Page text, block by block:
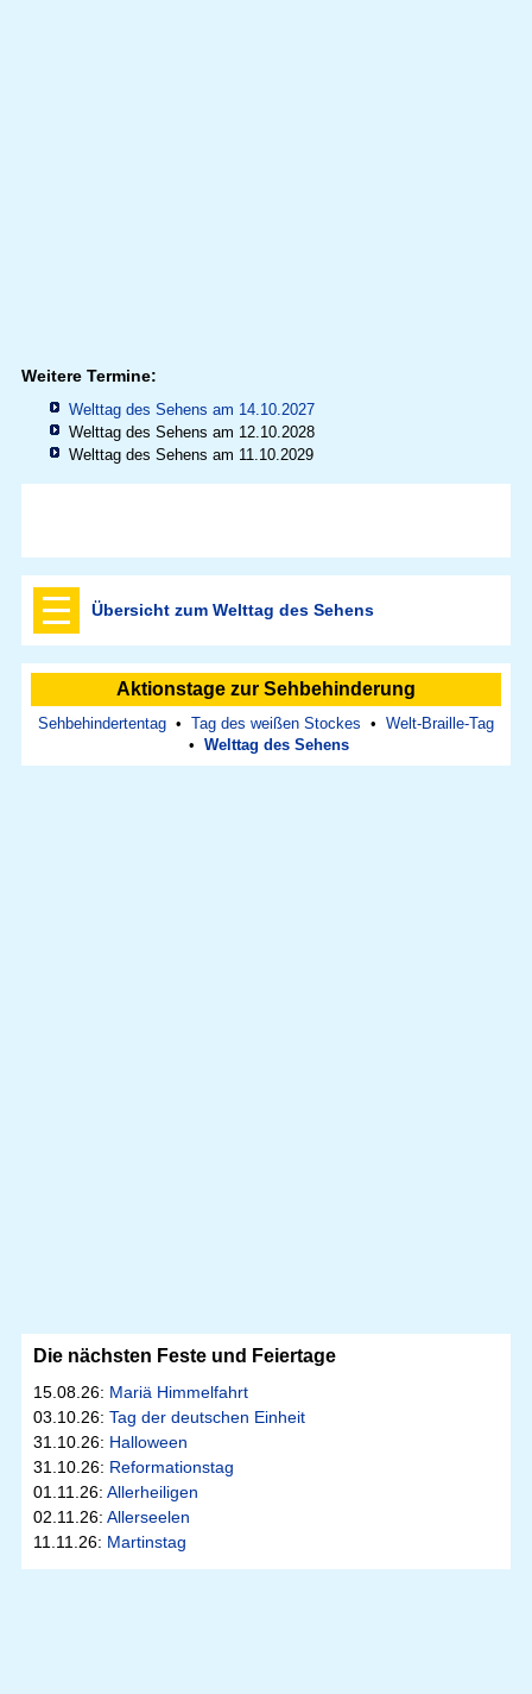
Weitere Termine:
Welttag des Sehens am 14.10.2027
Welttag des Sehens am 12.10.2028
Welttag des Sehens am 11.10.2029
Übersicht zum Welttag des Sehens
Aktionstage zur Sehbehinderung
Sehbehindertentag • Tag des weißen Stockes • Welt-Braille-Tag
• Welttag des Sehens
Die nächsten Feste und Feiertage
15.08.26: Mariä Himmelfahrt
03.10.26: Tag der deutschen Einheit
31.10.26: Halloween
31.10.26: Reformationstag
01.11.26: Allerheiligen
02.11.26: Allerseelen
11.11.26: Martinstag